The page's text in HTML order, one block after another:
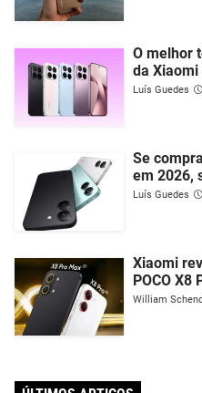
O melhor
da
Luís Guedes
Se
em 2026,
Luís Guedes
Xiaomi
POCO X8
William